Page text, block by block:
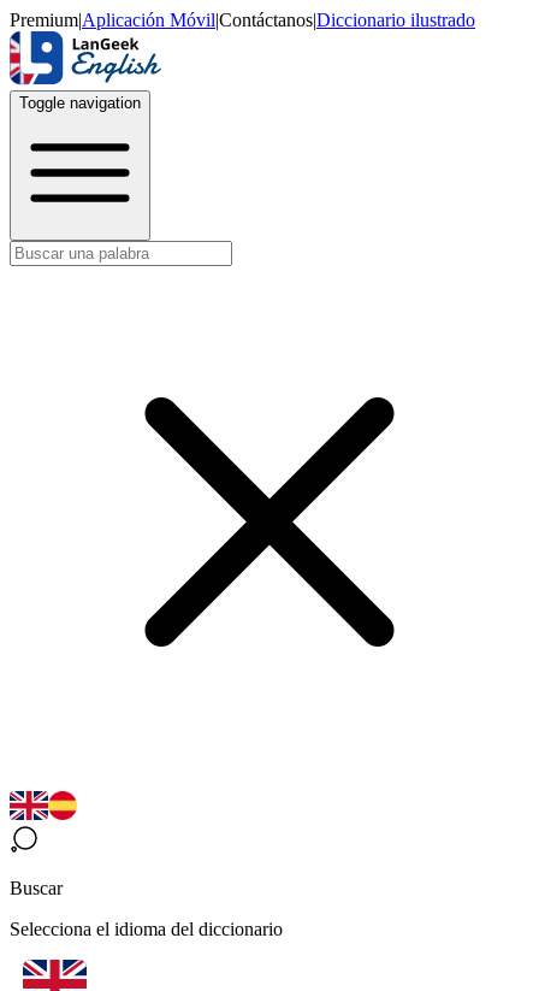
Premium|Aplicación Móvil|Contáctanos|Diccionario ilustrado
Toggle navigation
Buscar
Selecciona el idioma del diccionario